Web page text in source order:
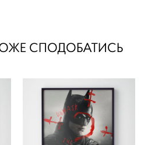
СПОДОБАТИСЬ